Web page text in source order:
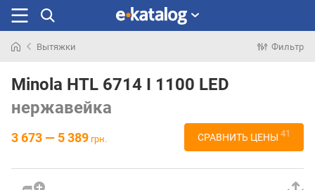
раньше
Вытяжки Фильтр
Minola HTL 6714 I 1100 LED
нержавейка
3 673 — 5 389 грн. СРАВНИТЬ ЦЕНЫ 41